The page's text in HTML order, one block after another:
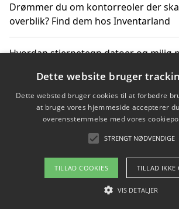
Drømmer du om kontorreoler der
overblik? Find dem hos Inventarland
Hvordan stjernetegn datoer og miljø
Bæredygtige gadgets til en grønnere
Om / kontakt
Blog
Dette website bruger
Dette websted bruger cookies til at forbedre
at bruge vores hjemmeside accepterer
overensstemmelse med vores
STRENGT NØDVENDIGE
TILLAD COOKIES TILLAD IKKE
VIS DETALJER